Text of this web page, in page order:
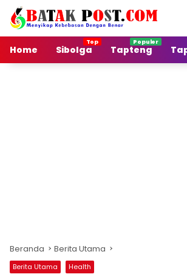
Langsung
konten
Home
Sibolga Tapteng
Beranda Berita Utama
Berita Utama Health